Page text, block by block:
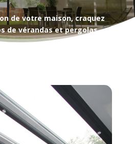
de votre maison, craquez
de vérandas et pergolas.